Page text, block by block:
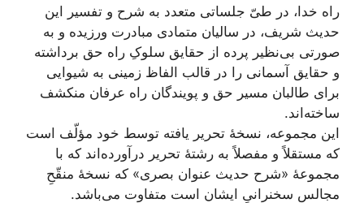
راه خدا، در طیّ جلساتی متعدد به شرح و تفسیر این
حدیث شریف، در سالیان متمادی مبادرت ورزیده و به
صورتی بی‌نظیر پرده از حقایق سلوکِ راه حق برداشته
و حقایق آسمانی را در قالب الفاظ زمینی به شیوایی
برای طالبان مسیر حق و پویندگان راه عرفان منکشف
ساخته‌اند.
این مجموعه، نسخۀ تحریر یافته توسط خود مؤلّف است
که مستقلاً و مفصلاً به رشتۀ تحریر درآورده‌اند که با
مجموعۀ «شرح حدیث عنوان بصری» که نسخۀ منقّحِ
مجالس سخنرانیِ ایشان است متفاوت می‌باشد.